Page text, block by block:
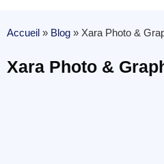
Accueil » Blog » Xara Photo &
Xara Photo &